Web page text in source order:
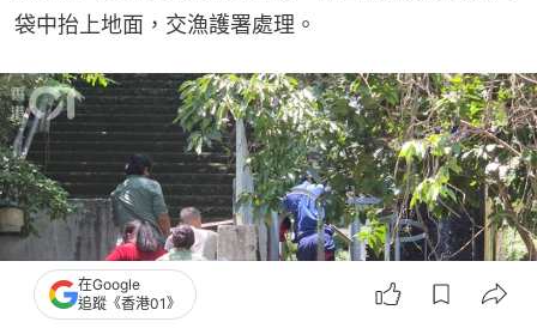
袋中抬上地面，交漁護署處理。
在Google
追蹤《香港01》